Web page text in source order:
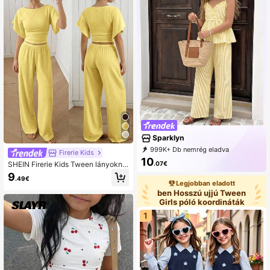
Firerie Kids
SHEIN Firerie Kids Tween lányokna
k 2 részes kötött textúrás szett, div
atos és sokoldalú kialakítás minden
érpárnak megfelelő fotózási öltözé
k
9.49€
Sparklyn
999K+ Db nemrég eladva
500K+ Ismételt megvásárlása
133K előfizetés
10.07€
Legjobban eladott
ben Hosszú ujjú Tween
Girls póló koordináták
1